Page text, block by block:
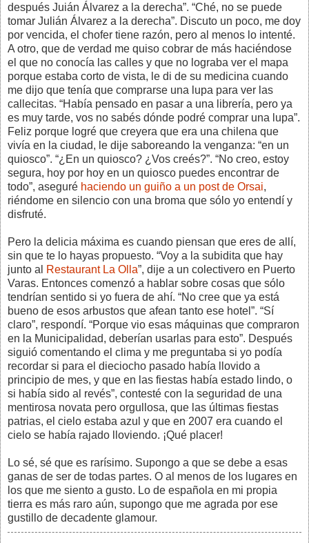
después Juián Álvarez a la derecha”. “Ché, no se puede
tomar Julián Álvarez a la derecha”. Discuto un poco, me doy
por vencida, el chofer tiene razón, pero al menos lo intenté.
A otro, que de verdad me quiso cobrar de más haciéndose
el que no conocía las calles y que no lograba ver el mapa
porque estaba corto de vista, le di de su medicina cuando
me dijo que tenía que comprarse una lupa para ver las
callecitas. “Había pensado en pasar a una librería, pero ya
es muy tarde, vos no sabés dónde podré comprar una lupa”.
Feliz porque logré que creyera que era una chilena que
vivía en la ciudad, le dije saboreando la venganza: “en un
quiosco”. “¿En un quiosco? ¿Vos creés?”. “No creo, estoy
segura, hoy por hoy en un quiosco puedes encontrar de
todo”, aseguré haciendo un guiño a un post de Orsai,
riéndome en silencio con una broma que sólo yo entendí y
disfruté.
Pero la delicia máxima es cuando piensan que eres de allí,
sin que te lo hayas propuesto. “Voy a la subidita que hay
junto al
Restaurant La Olla”, dije a un colectivero en Puerto
Varas. Entonces comenzó a hablar sobre cosas que sólo
tendrían sentido si yo fuera de ahí. “No cree que ya está
bueno de esos arbustos que afean tanto ese hotel”. “Sí
claro”, respondí. “Porque vio esas máquinas que compraron
en la Municipalidad, deberían usarlas para esto”. Después
siguió comentando el clima y me preguntaba si yo podía
recordar si para el dieciocho pasado había llovido a
principio de mes, y que en las fiestas había estado lindo, o
si había sido al revés”, contesté con la seguridad de una
mentirosa novata pero orgullosa, que las últimas fiestas
patrias, el cielo estaba azul y que en 2007 era cuando el
cielo se había rajado lloviendo. ¡Qué placer!
Lo sé, sé que es rarísimo. Supongo a que se debe a esas
ganas de ser de todas partes. O al menos de los lugares en
los que me siento a gusto. Lo de española en mi propia
tierra es más raro aún, supongo que me agrada por ese
gustillo de decadente glamour.